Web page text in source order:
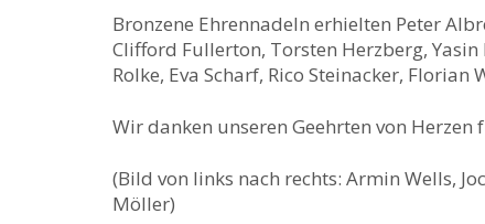
Bronzene Ehrennadeln erhielten Peter
Clifford Fullerton, Torsten Herzberg, Yasin
Rolke, Eva Scharf, Rico Steinacker,
Wir danken unseren Geehrten von
(Bild von links nach rechts: Armin Wells,
Möller)